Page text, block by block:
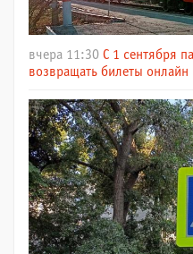
вчера 11:30 С 1 сентября
возвращать билеты онлайн